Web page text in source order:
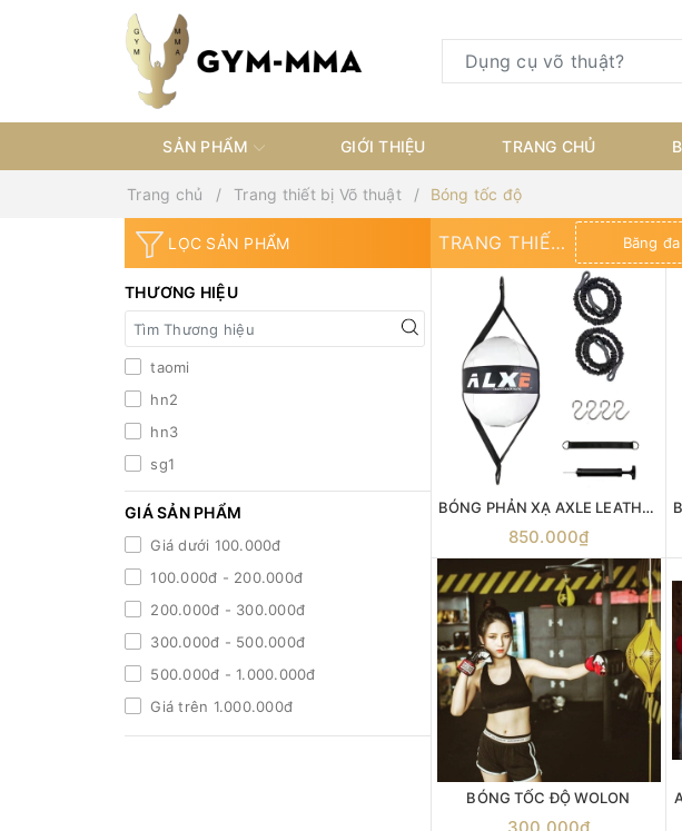
SẢN PHẨM GIỚI THIỆU TRANG CHỦ
Trang chủ Trang thiết bị Võ thuật Bóng tốc độ
LỌC SẢN PHẨM
THƯƠNG HIỆU
taomi
hn2
hn3
sg1
GIÁ SẢN PHẨM
Giá dưới 100.000đ
100.000đ - 200.000đ
200.000đ - 300.000đ
300.000đ - 500.000đ
500.000đ - 1.000.000đ
Giá trên 1.000.000đ
TRANG THIẾT
BỊ VÕ THUẬT
Băng đa
BÓNG PHẢN XẠ AXLE LEATHER DOUBLE END BAG - 8" BANH PHẢN XẠ , bóng tốc độ cobra bag boxing Double End Bag Cobra Reflex
850.000₫
BÓNG TỐC ĐỘ WOLON